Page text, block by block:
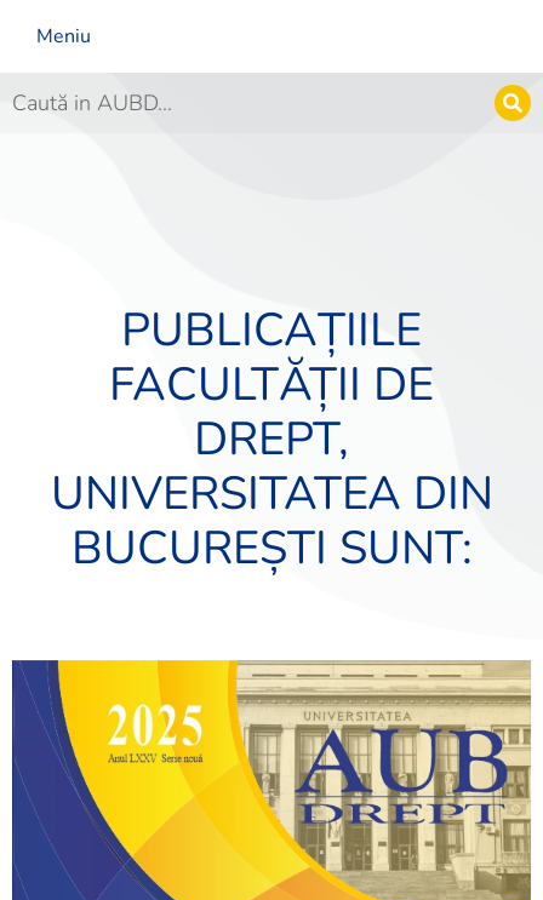
Meniu
PUBLICAȚIILE
FACULTĂȚII DE
DREPT,
UNIVERSITATEA DIN
BUCUREȘTI SUNT: